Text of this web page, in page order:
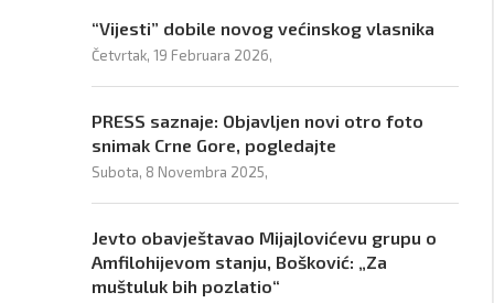
“Vijesti” dobile novog većinskog vlasnika
Četvrtak, 19 Februara 2026,
PRESS saznaje: Objavljen novi otro foto
snimak Crne Gore, pogledajte
Subota, 8 Novembra 2025,
Jevto obavještavao Mijajlovićevu grupu o
Amfilohijevom stanju, Bošković: „Za
muštuluk bih pozlatio“